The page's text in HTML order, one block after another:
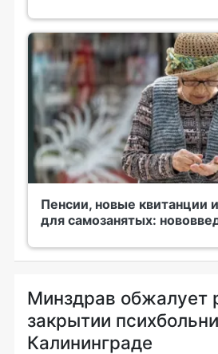
Пенсии, новые квитанции
для самозанятых:
Минздрав обжалует
закрытии
Калининграде